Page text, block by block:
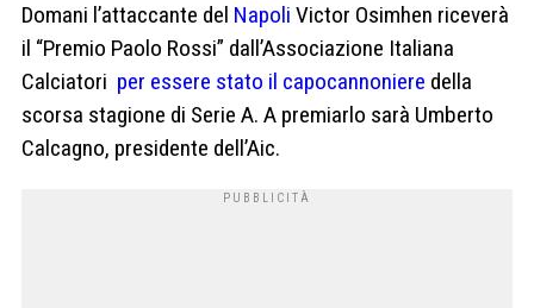
Domani l’attaccante del Napoli Victor Osimhen riceverà
il “Premio Paolo Rossi” dall’Associazione Italiana
Calciatori per essere stato il capocannoniere della
scorsa stagione di Serie A. A premiarlo sarà Umberto
Calcagno, presidente dell’Aic.